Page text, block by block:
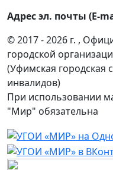
Адрес эл. почты (E-
© 2017 - 2026 г. ,
городской
(Уфимская городская
инвалидов)
При использовании
"Мир" обязательна